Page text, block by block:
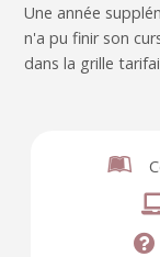
Une année
n'a pu finir son
dans la grille